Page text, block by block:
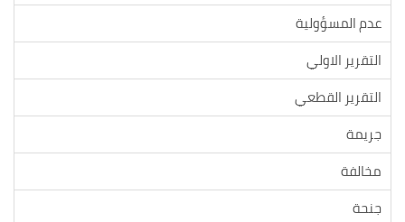
عدم المسؤولية
التقرير الاولي
التقرير القطعي
جريمة
مخالفة
جنحة